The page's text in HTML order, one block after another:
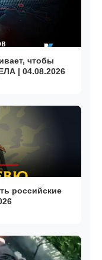
чтобы
| 04.08.2026
российские